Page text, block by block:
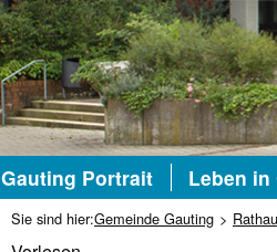
Gauting Portrait Leben in
Sie sind hier:Gemeinde Gauting